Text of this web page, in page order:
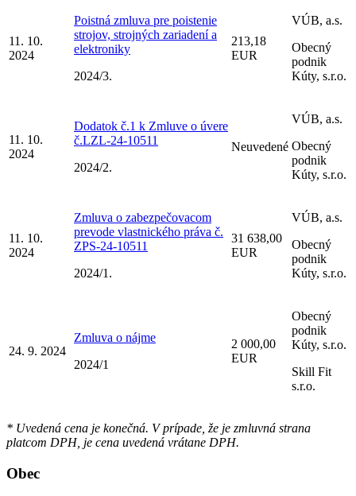
11. 10.
2024
Poistná zmluva pre poistenie
strojov, strojných zariadení a
elektroniky
2024/3.
213,18
EUR
VÚB, a.s.
Obecný
podnik
Kúty, s.r.o.
11. 10.
2024
Dodatok č.1 k Zmluve o úvere
č.LZL-24-10511
2024/2.
Neuvedené
VÚB, a.s.
Obecný
podnik
Kúty, s.r.o.
11. 10.
2024
Zmluva o zabezpečovacom
prevode vlastnického práva č.
ZPS-24-10511
2024/1.
31 638,00
EUR
VÚB, a.s.
Obecný
podnik
Kúty, s.r.o.
24. 9. 2024
Zmluva o nájme
2024/1
2 000,00
EUR
Obecný
podnik
Kúty, s.r.o.
Skill Fit
s.r.o.
* Uvedená cena je konečná. V prípade, že je zmluvná strana
platcom DPH, je cena uvedená vrátane DPH.
Obec